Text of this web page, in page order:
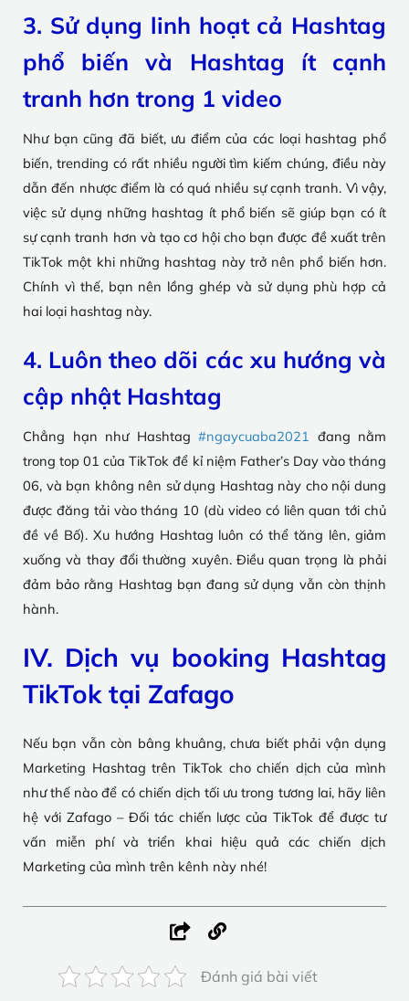
3. Sử dụng linh hoạt cả Hashtag
phổ biến và Hashtag ít cạnh
tranh hơn trong 1 video
Như bạn cũng đã biết, ưu điểm của các loại hashtag phổ
biến, trending có rất nhiều người tìm kiếm chúng, điều này
dẫn đến nhược điểm là có quá nhiều sự cạnh tranh. Vì vậy,
việc sử dụng những hashtag ít phổ biến sẽ giúp bạn có ít
sự cạnh tranh hơn và tạo cơ hội cho bạn được đề xuất trên
TikTok một khi những hashtag này trở nên phổ biến hơn.
Chính vì thế, bạn nên lồng ghép và sử dụng phù hợp cả
hai loại hashtag này.
4. Luôn theo dõi các xu hướng và
cập nhật Hashtag
Chẳng hạn như Hashtag #ngaycuaba2021 đang nằm
trong top 01 của TikTok để kỉ niệm Father’s Day vào tháng
06, và bạn không nên sử dụng Hashtag này cho nội dung
được đăng tải vào tháng 10 (dù video có liên quan tới chủ
đề về Bố). Xu hướng Hashtag luôn có thể tăng lên, giảm
xuống và thay đổi thường xuyên. Điều quan trọng là phải
đảm bảo rằng Hashtag bạn đang sử dụng vẫn còn thịnh
hành.
IV. Dịch vụ booking Hashtag
TikTok tại Zafago
Nếu bạn vẫn còn bâng khuâng, chưa biết phải vận dụng
Marketing Hashtag trên TikTok cho chiến dịch của mình
như thế nào để có chiến dịch tối ưu trong tương lai, hãy liên
hệ với Zafago – Đối tác chiến lược của TikTok để được tư
vấn miễn phí và triển khai hiệu quả các chiến dịch
Marketing của mình trên kênh này nhé!
Đánh giá bài viết